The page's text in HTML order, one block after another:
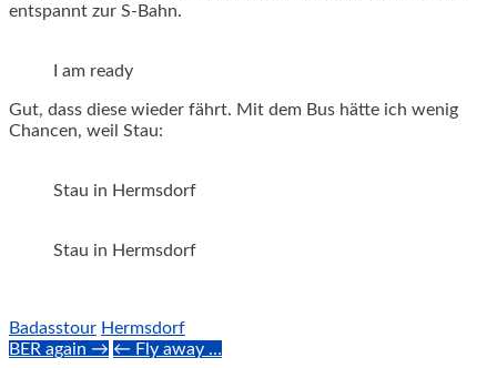
entspannt zur S-Bahn.
I am ready
Gut, dass diese wieder fährt. Mit dem Bus hätte ich wenig
Chancen, weil Stau:
Stau in Hermsdorf
Stau in Hermsdorf
Badasstour Hermsdorf
Post
BER again → ← Fly away …